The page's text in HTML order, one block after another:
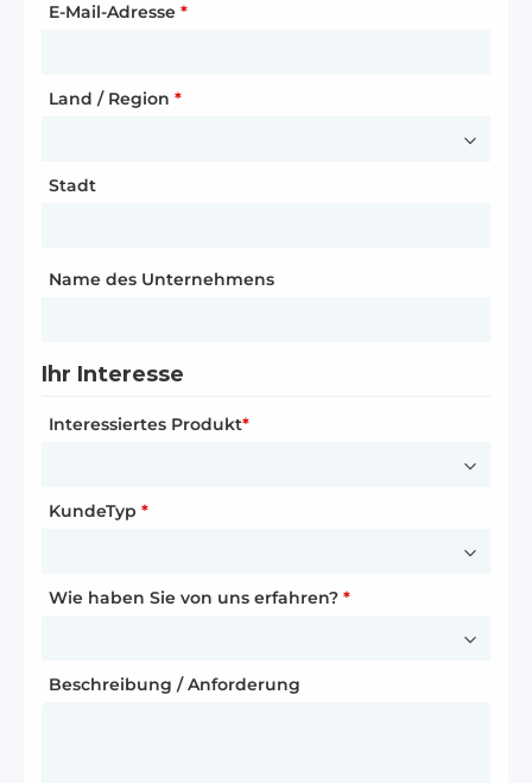
E-Mail-Adresse *
Land / Region *
Stadt
Name des Unternehmens
Ihr Interesse
Interessiertes Produkt*
KundeTyp *
Wie haben Sie von uns erfahren? *
Beschreibung / Anforderung
Straße und Hausnummer
Postleitzahl*
Stadt
Land / Region*
Ihre Kontaktdaten
Anrede*
Vorname*
Nachname *
Funktion
Website
Land / Region *
Stadt
Ihre Kontaktdaten
E-Mail-Adresse*
Telefonnummer
Ihre Partnerschaftsanfrage
*